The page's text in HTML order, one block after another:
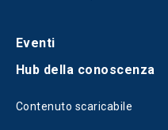
Eventi
Hub della conoscenza
Contenuto scaricabile